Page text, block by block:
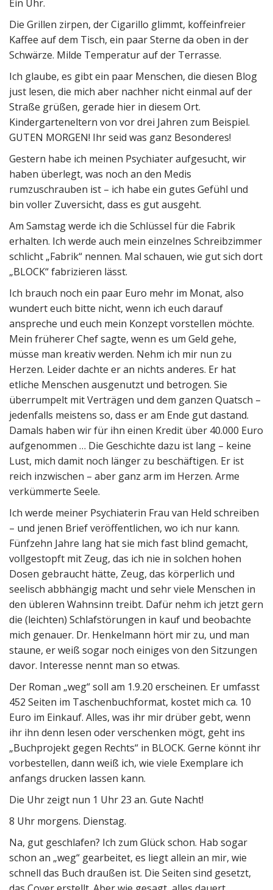
Ein Uhr.
Die Grillen zirpen, der Cigarillo glimmt, koffeinfreier
Kaffee auf dem Tisch, ein paar Sterne da oben in der
Schwärze. Milde Temperatur auf der Terrasse.
Ich glaube, es gibt ein paar Menschen, die diesen Blog
just lesen, die mich aber nachher nicht einmal auf der
Straße grüßen, gerade hier in diesem Ort.
Kindergarteneltern von vor drei Jahren zum Beispiel.
GUTEN MORGEN! Ihr seid was ganz Besonderes!
Gestern habe ich meinen Psychiater aufgesucht, wir
haben überlegt, was noch an den Medis
rumzuschrauben ist – ich habe ein gutes Gefühl und
bin voller Zuversicht, dass es gut ausgeht.
Am Samstag werde ich die Schlüssel für die Fabrik
erhalten. Ich werde auch mein einzelnes Schreibzimmer
schlicht „Fabrik“ nennen. Mal schauen, wie gut sich dort
„BLOCK“ fabrizieren lässt.
Ich brauch noch ein paar Euro mehr im Monat, also
wundert euch bitte nicht, wenn ich euch darauf
anspreche und euch mein Konzept vorstellen möchte.
Mein früherer Chef sagte, wenn es um Geld gehe,
müsse man kreativ werden. Nehm ich mir nun zu
Herzen. Leider dachte er an nichts anderes. Er hat
etliche Menschen ausgenutzt und betrogen. Sie
überrumpelt mit Verträgen und dem ganzen Quatsch –
jedenfalls meistens so, dass er am Ende gut dastand.
Damals haben wir für ihn einen Kredit über 40.000 Euro
aufgenommen … Die Geschichte dazu ist lang – keine
Lust, mich damit noch länger zu beschäftigen. Er ist
reich inzwischen – aber ganz arm im Herzen. Arme
verkümmerte Seele.
Ich werde meiner Psychiaterin Frau van Held schreiben
– und jenen Brief veröffentlichen, wo ich nur kann.
Fünfzehn Jahre lang hat sie mich fast blind gemacht,
vollgestopft mit Zeug, das ich nie in solchen hohen
Dosen gebraucht hätte, Zeug, das körperlich und
seelisch abbhängig macht und sehr viele Menschen in
den übleren Wahnsinn treibt. Dafür nehm ich jetzt gern
die (leichten) Schlafstörungen in kauf und beobachte
mich genauer. Dr. Henkelmann hört mir zu, und man
staune, er weiß sogar noch einiges von den Sitzungen
davor. Interesse nennt man so etwas.
Der Roman „weg“ soll am 1.9.20 erscheinen. Er umfasst
452 Seiten im Taschenbuchformat, kostet mich ca. 10
Euro im Einkauf. Alles, was ihr mir drüber gebt, wenn
ihr ihn denn lesen oder verschenken mögt, geht ins
„Buchprojekt gegen Rechts“ in BLOCK. Gerne könnt ihr
vorbestellen, dann weiß ich, wie viele Exemplare ich
anfangs drucken lassen kann.
Die Uhr zeigt nun 1 Uhr 23 an. Gute Nacht!
8 Uhr morgens. Dienstag.
Na, gut geschlafen? Ich zum Glück schon. Hab sogar
schon an „weg“ gearbeitet, es liegt allein an mir, wie
schnell das Buch draußen ist. Die Seiten sind gesetzt,